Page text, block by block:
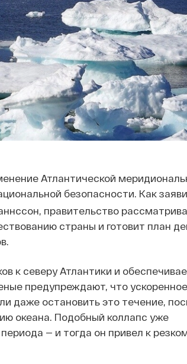
Атлантической
безопасности. Как
правительство
страны и готовит план
к северу Атлантики и
предупреждают, что
даже остановить это течение,
океана. Подобный коллапс уже
— и тогда он привел к